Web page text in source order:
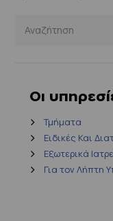
Οι
Τμήματα
Ειδικές Και
Εξωτερικά
Για τον Λήπτη